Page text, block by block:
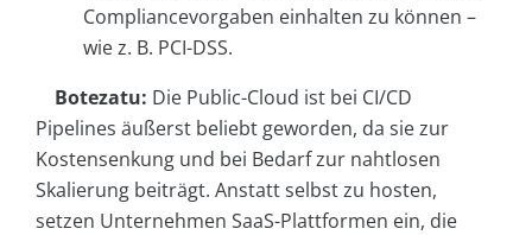
Compliancevorgaben einhalten zu können –
wie z. B. PCI-DSS.
Botezatu: Die Public-Cloud ist bei CI/CD
Pipelines äußerst beliebt geworden, da sie zur
Kostensenkung und bei Bedarf zur nahtlosen
Skalierung beiträgt. Anstatt selbst zu hosten,
setzen Unternehmen SaaS-Plattformen ein, die